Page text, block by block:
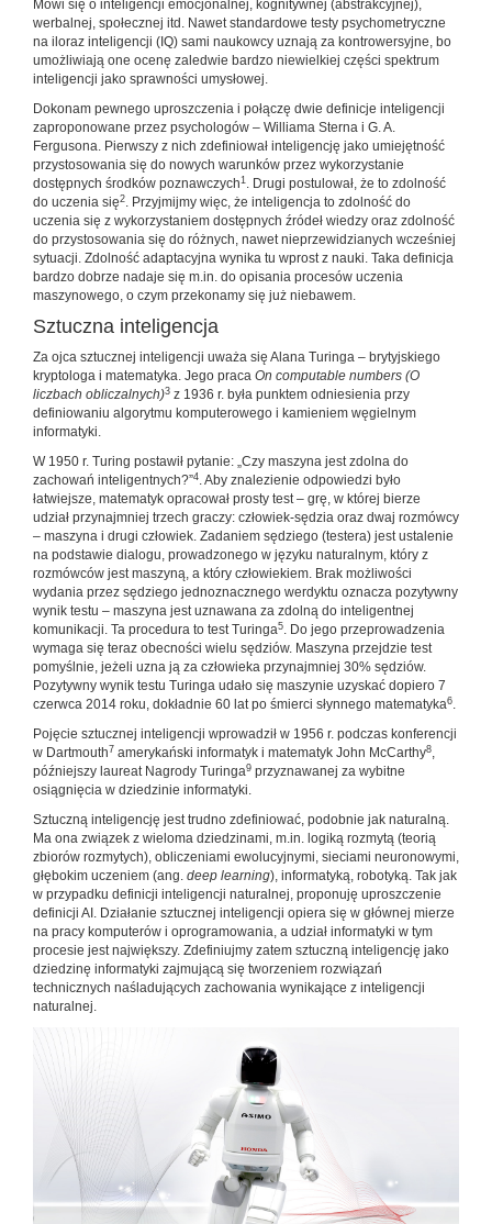
Mówi się o inteligencji emocjonalnej, kognitywnej (abstrakcyjnej),
werbalnej, społecznej itd. Nawet standardowe testy psychometryczne
na iloraz inteligencji (IQ) sami naukowcy uznają za kontrowersyjne, bo
umożliwiają one ocenę zaledwie bardzo niewielkiej części spektrum
inteligencji jako sprawności umysłowej.
Dokonam pewnego uproszczenia i połączę dwie definicje inteligencji
zaproponowane przez psychologów – Williama Sterna i G. A.
Fergusona. Pierwszy z nich zdefiniował inteligencję jako umiejętność
przystosowania się do nowych warunków przez wykorzystanie
dostępnych środków poznawczych 1 . Drugi postulował, że to zdolność
do uczenia się2. Przyjmijmy więc, że inteligencja to zdolność do
uczenia się z wykorzystaniem dostępnych źródeł wiedzy oraz zdolność
do przystosowania się do różnych, nawet nieprzewidzianych wcześniej
sytuacji. Zdolność adaptacyjna wynika tu wprost z nauki. Taka definicja
bardzo dobrze nadaje się m.in. do opisania procesów uczenia
maszynowego, o czym przekonamy się już niebawem.
Sztuczna inteligencja
Za ojca sztucznej inteligencji uważa się Alana Turinga – brytyjskiego
kryptologa i matematyka. Jego praca On computable numbers (O
liczbach obliczalnych)3 z 1936 r. była punktem odniesienia przy
definiowaniu algorytmu komputerowego i kamieniem węgielnym
informatyki.
W 1950 r. Turing postawił pytanie: „Czy maszyna jest zdolna do
zachowań inteligentnych?”4. Aby znalezienie odpowiedzi było
łatwiejsze, matematyk opracował prosty test – grę, w której bierze
udział przynajmniej trzech graczy: człowiek-sędzia oraz dwaj rozmówcy
– maszyna i drugi człowiek. Zadaniem sędziego (testera) jest ustalenie
na podstawie dialogu, prowadzonego w języku naturalnym, który z
rozmówców jest maszyną, a który człowiekiem. Brak możliwości
wydania przez sędziego jednoznacznego werdyktu oznacza pozytywny
wynik testu – maszyna jest uznawana za zdolną do inteligentnej
komunikacji. Ta procedura to test Turinga5. Do jego przeprowadzenia
wymaga się teraz obecności wielu sędziów. Maszyna przejdzie test
pomyślnie, jeżeli uzna ją za człowieka przynajmniej 30% sędziów.
Pozytywny wynik testu Turinga udało się maszynie uzyskać dopiero 7
czerwca 2014 roku, dokładnie 60 lat po śmierci słynnego matematyka6.
Pojęcie sztucznej inteligencji wprowadził w 1956 r. podczas konferencji
w Dartmouth7 amerykański informatyk i matematyk John McCarthy8,
późniejszy laureat Nagrody Turinga9 przyznawanej za wybitne
osiągnięcia w dziedzinie informatyki.
Sztuczną inteligencję jest trudno zdefiniować, podobnie jak naturalną.
Ma ona związek z wieloma dziedzinami, m.in. logiką rozmytą (teorią
zbiorów rozmytych), obliczeniami ewolucyjnymi, sieciami neuronowymi,
głębokim uczeniem (ang. deep learning), informatyką, robotyką. Tak jak
w przypadku definicji inteligencji naturalnej, proponuję uproszczenie
definicji AI. Działanie sztucznej inteligencji opiera się w głównej mierze
na pracy komputerów i oprogramowania, a udział informatyki w tym
procesie jest największy. Zdefiniujmy zatem sztuczną inteligencję jako
dziedzinę informatyki zajmującą się tworzeniem rozwiązań
technicznych naśladujących zachowania wynikające z inteligencji
naturalnej.